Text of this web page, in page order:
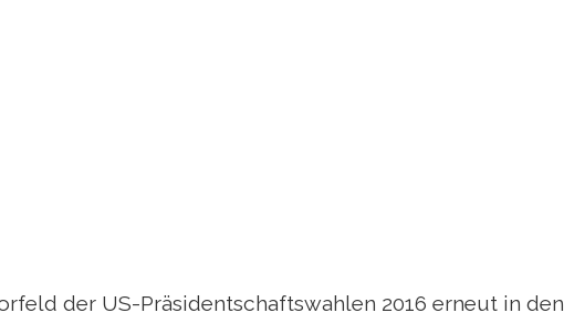
der US-Präsidentschaftswahlen 2016 erneut in den